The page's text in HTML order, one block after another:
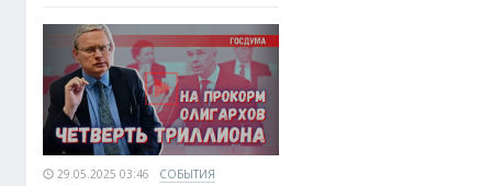
29.05.2025 03:46 СОБЫТИЯ